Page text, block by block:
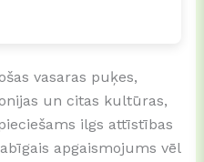
vasaras puķes,
un citas kultūras,
ilgs attīstības
apgaismojums vēl